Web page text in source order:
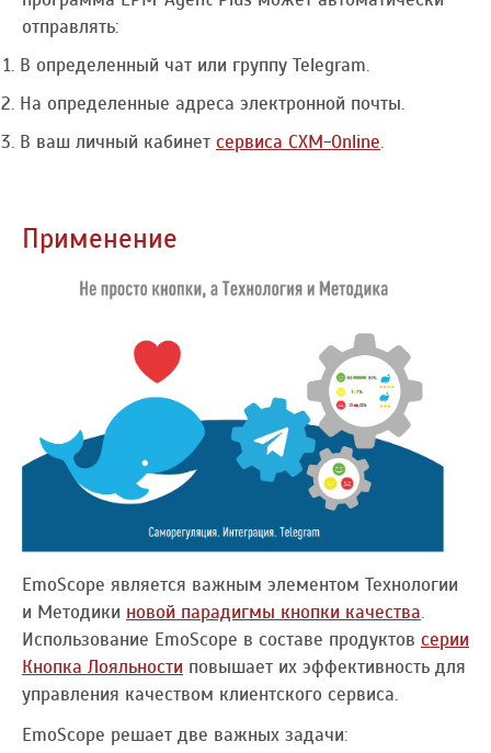
отправлять:
В определенный чат или группу Telegram.
На определенные адреса электронной почты.
В ваш личный кабинет сервиса CXM-Online.
Применение
EmoScope является важным элементом Технологии
и Методики новой парадигмы кнопки качества.
Использование EmoScope в составе продуктов серии
Кнопка Лояльности повышает их эффективность для
управления качеством клиентского сервиса.
EmoScope решает две важных задачи: